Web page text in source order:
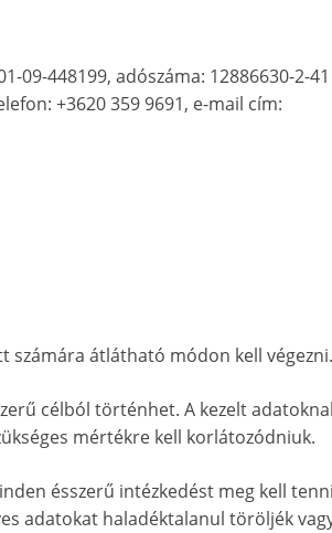
09-448199, adószáma: 12886630-2-41
+3620 359 9691, e-mail cím:
számára átlátható módon kell végezni.
célból történhet. A kezelt
mértékre kell korlátozódniuk.
ésszerű intézkedést meg kell tenni
adatokat haladéktalanul töröljék